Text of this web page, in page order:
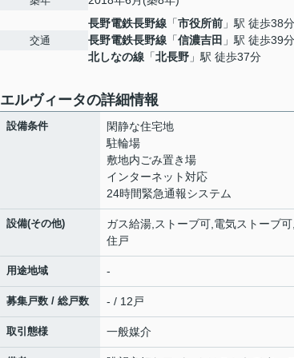
交通
長野電鉄長野線 「市役所前 」駅 徒歩38分
長野電鉄長野線 「信濃吉田 」駅 徒歩39分
北しなの線 「北長野 」駅 徒歩37分
エルヴィータの詳細情報
設備条件
閑静な住宅地
駐輪場
敷地内ごみ置き場
インターネット対応
24時間緊急通報システム
設備(その他)
ガス給湯,ストーブ可,電気ストーブ可
住戸
用途地域 -
募集戸数 / 総戸数 - / 12戸
取引態様 一般媒介